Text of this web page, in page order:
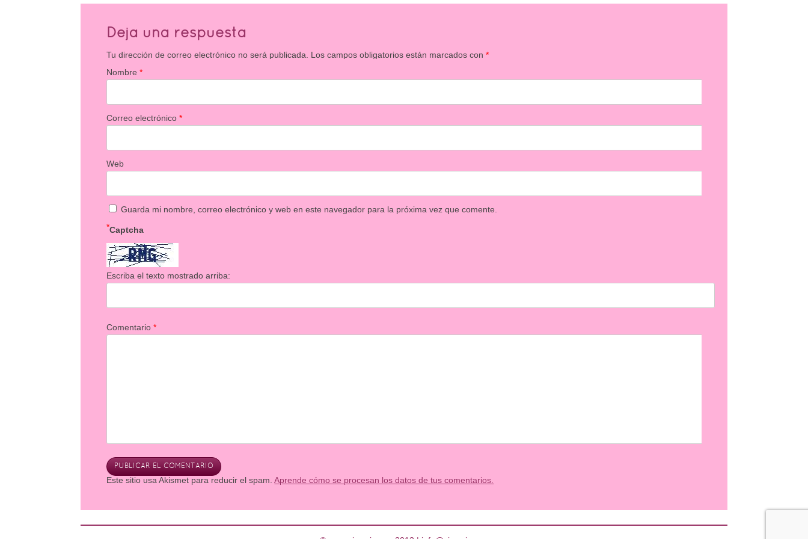
Deja una respuesta
Tu dirección de correo electrónico no será publicada. Los campos obligatorios están marcados con*
Nombre*
Correo electrónico*
Web
Guarda mi nombre, correo electrónico y web en este navegador para la próxima vez que comente.
Captcha
*
Escriba el texto mostrado arriba:
Comentario*
Este sitio usa Akismet para reducir el spam.Aprende cómo se procesan los datos de tus comentarios.